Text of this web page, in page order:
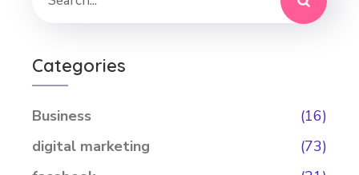
Categories
Business
(16)
digital marketing
(73)